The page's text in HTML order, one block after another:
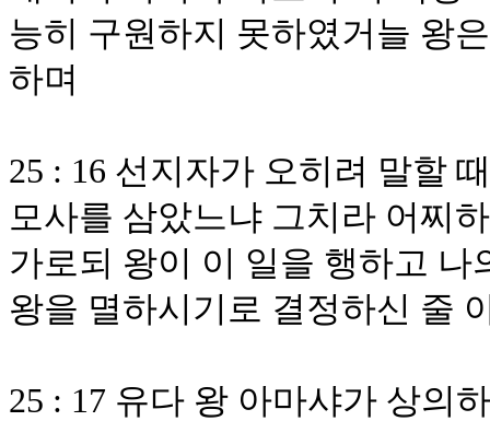
능히 구원하지 못하였거늘 왕
하며
25 : 16 선지자가 오히려 말할
모사를 삼았느냐 그치라 어찌
가로되 왕이 이 일을 행하고
왕을 멸하시기로 결정하신 줄
25 : 17 유다 왕 아마샤가 상의